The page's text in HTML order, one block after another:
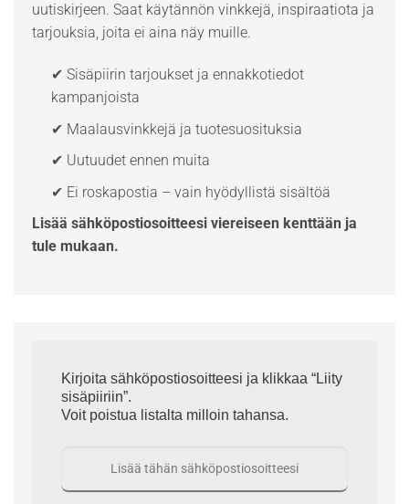
uutiskirjeen. Saat käytännön vinkkejä, inspiraatiota ja
tarjouksia, joita ei aina näy muille.
✔ Sisäpiirin tarjoukset ja ennakkotiedot
kampanjoista
✔ Maalausvinkkejä ja tuotesuosituksia
✔ Uutuudet ennen muita
✔ Ei roskapostia – vain hyödyllistä sisältöä
Lisää sähköpostiosoitteesi viereiseen kenttään ja
tule mukaan.
Kirjoita sähköpostiosoitteesi ja klikkaa “Liity
sisäpiiriin”.
Voit poistua listalta milloin tahansa.